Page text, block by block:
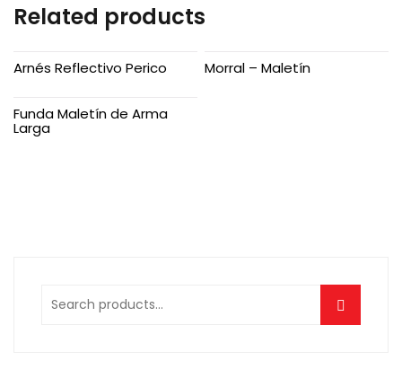
Related products
Arnés Reflectivo Perico Morral – Maletín
Funda Maletín de Arma
Larga
Search
for: